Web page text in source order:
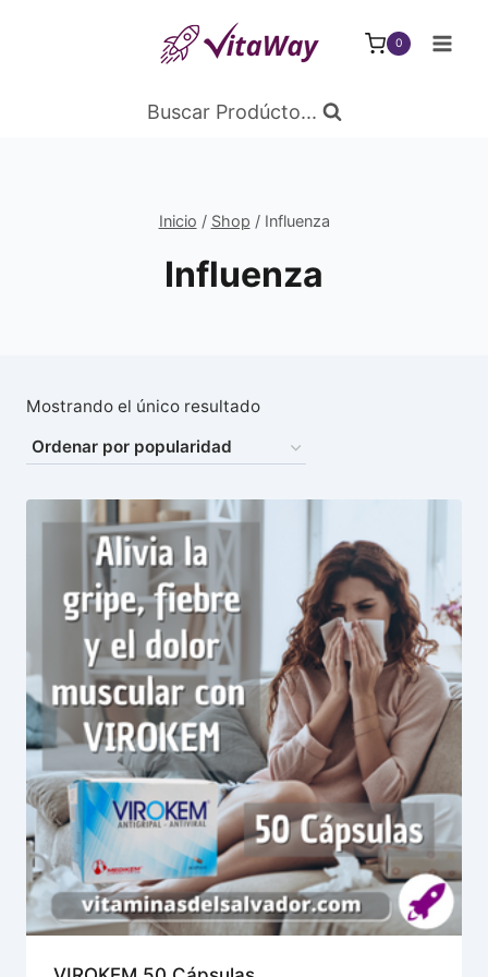
0
Buscar Prodúcto...
Inicio / Shop / Influenza
Influenza
Mostrando el único resultado